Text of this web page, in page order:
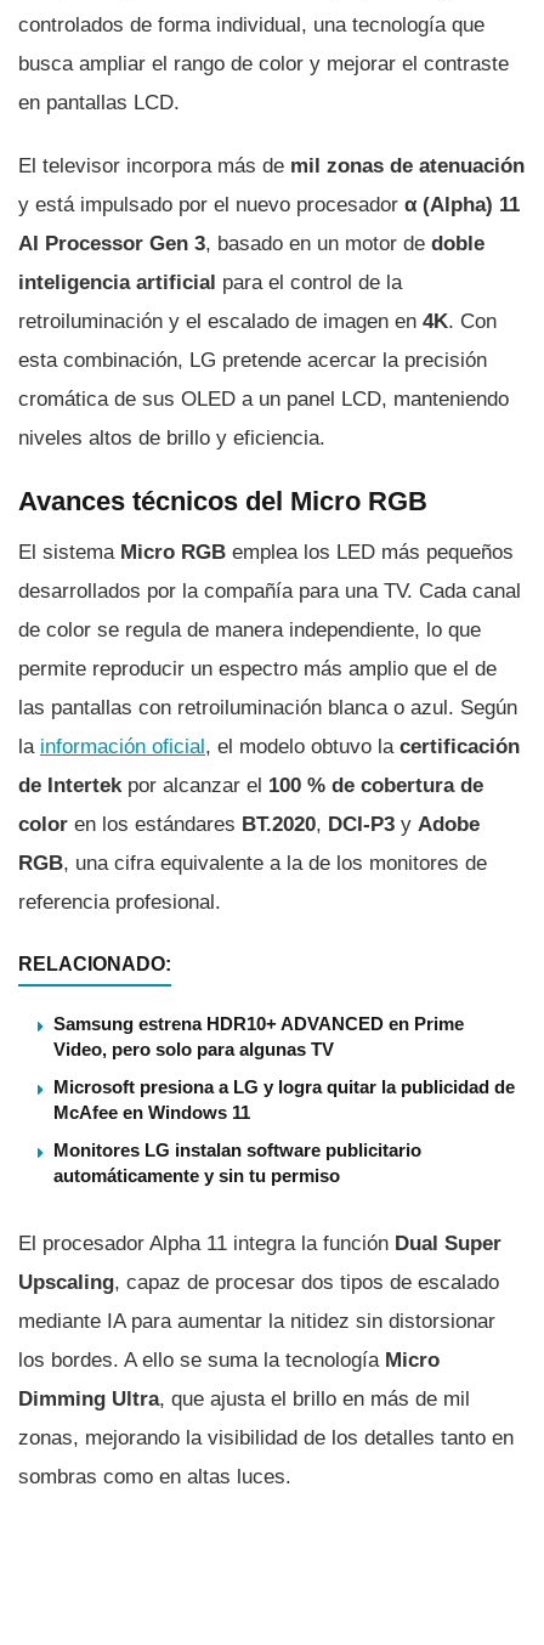
controlados de forma individual, una tecnología que
busca ampliar el rango de color y mejorar el contraste
en pantallas LCD.
El televisor incorpora más de mil zonas de atenuación
y está impulsado por el nuevo procesador α (Alpha) 11
AI Processor Gen 3, basado en un motor de doble
inteligencia artificial para el control de la
retroiluminación y el escalado de imagen en 4K. Con
esta combinación, LG pretende acercar la precisión
cromática de sus OLED a un panel LCD, manteniendo
niveles altos de brillo y eficiencia.
Avances técnicos del Micro RGB
El sistema Micro RGB emplea los LED más pequeños
desarrollados por la compañía para una TV. Cada canal
de color se regula de manera independiente, lo que
permite reproducir un espectro más amplio que el de
las pantallas con retroiluminación blanca o azul. Según
la información oficial, el modelo obtuvo la certificación
de Intertekpor alcanzar el 100 % de cobertura de
color en los estándares BT.2020, DCI-P3 y Adobe
RGB, una cifra equivalente a la de los monitores de
referencia profesional.
RELACIONADO:
Samsung estrena HDR10+ ADVANCED en Prime
Video, pero solo para algunas TV
Microsoft presiona a LG y logra quitar la publicidad de
McAfee en Windows 11
Monitores LG instalan software publicitario
automáticamente y sin tu permiso
El procesador Alpha 11 integra la función Dual Super
Upscaling, capaz de procesar dos tipos de escalado
mediante IA para aumentar la nitidez sin distorsionar
los bordes. A ello se suma la tecnología Micro
Dimming Ultra, que ajusta el brillo en más de mil
zonas, mejorando la visibilidad de los detalles tanto en
sombras como en altas luces.